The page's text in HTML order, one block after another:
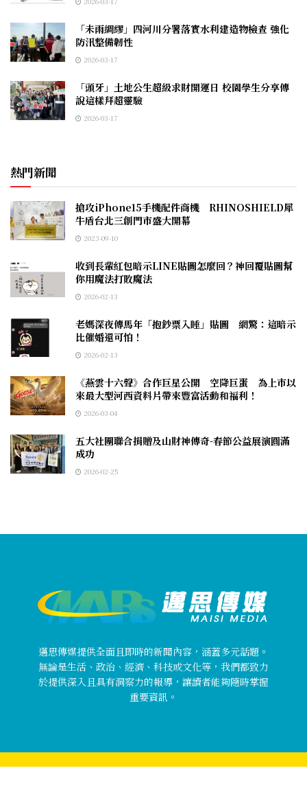
「未雨綢繆」四河川分署落實水利建造物檢查 強化
防汛整備韌性
2026-03-17
「頭牙」土地公生超級求財開運日 校園學生分享傳
說這樣拜超靈驗
2026-03-17
熱門新聞
搶攻iPhone15手機配件商機 RHINOSHIELD犀
牛盾台北三創門市盛大開幕
2023-09-10
收到長輩紅包暗示LINE貼圖怎麼回？神回覆貼圖幫
你用魔法打敗魔法
2026-02-13
老媽深夜傳馬年「抱鈔票入睡」貼圖 網驚：這暗示
比催婚還可怕！
2026-02-13
《燕雲十六聲》合作巨星公開 空降巨蛋 為上市以
來最大型河西資料片帶來豐富活動和福利！
2026-03-04
五大社團聯合捐贈及山財神傳奇-春節公益展演圓滿
成功
2026-02-25
邁思傳媒提供全面且即時的新聞內容，涵蓋多元話題。
無論是生活、政治、經濟、科技或文化等，我們都致力
於提供深入且具有洞察力的報導，讓讀者能夠隨時掌握
重要資訊。